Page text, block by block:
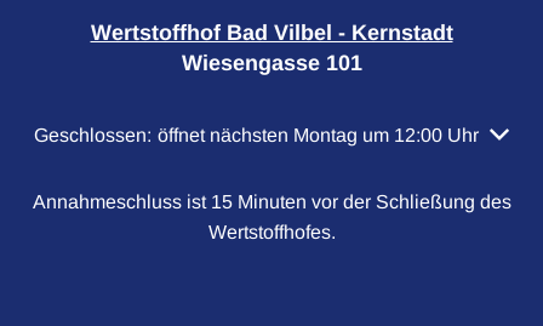
Wertstoffhof Bad Vilbel - Kernstadt
Wiesengasse 101
Klicken, um weitere Öffnungs- oder Schließzeiten
Geschlossen: öffnet nächsten Montag um 12:00 Uhr
Annahmeschluss ist 15 Minuten vor der Schließung des
Wertstoffhofes.